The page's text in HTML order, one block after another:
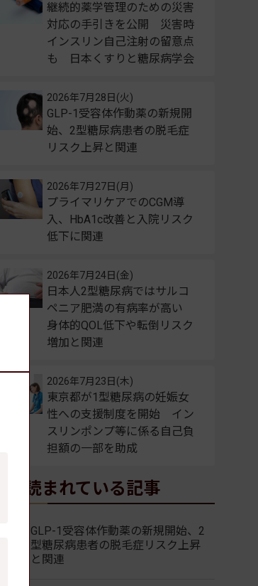
継続的薬学管理のための災害
対応の手引きを公開 災害時
インスリン自己注射の留意点
も 日本くすりと糖尿病学会
GLP-1受容体作動薬の新規開
始、2型糖尿病患者の脱毛症
リスク上昇と関連
2026年7月28日(火)
プライマリケアでのCGM導
入、HbA1c改善と入院リスク
低下に関連
2026年7月27日(月)
日本人2型糖尿病ではサルコ
ペニア肥満の有病率が高い
身体的QOL低下や転倒リスク
増加と関連
2026年7月24日(金)
東京都が1型糖尿病の妊娠女
性への支援制度を開始 イン
スリンポンプ等に係る自己負
担額の一部を助成
2026年7月23日(木)
よく読まれている記事
GLP-1受容体作動薬の新規開始、2
型糖尿病患者の脱毛症リスク上昇
と関連